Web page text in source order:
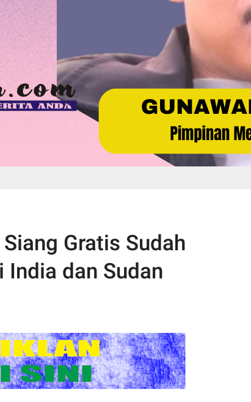
Gratis Sudah
India dan Sudan